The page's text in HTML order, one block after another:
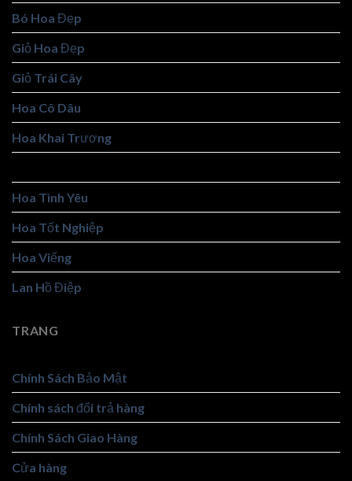
Bó Hoa Đẹp
Giỏ Hoa Đẹp
Giỏ Trái Cây
Hoa Cô Dâu
Hoa Khai Trương
Hoa Tình Yêu
Hoa Tốt Nghiệp
Hoa Viếng
Lan Hồ Điệp
TRANG
Chính Sách Bảo Mật
Chính sách đổi trả hàng
Chính Sách Giao Hàng
Cửa hàng